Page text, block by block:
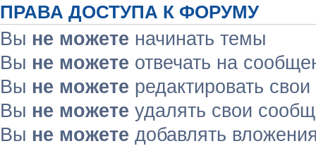
ПРАВА ДОСТУПА К ФОРУМУ
Вы не можете начинать темы
Вы не можете отвечать на
Вы не можете редактировать
Вы не можете удалять свои
Вы не можете добавлять